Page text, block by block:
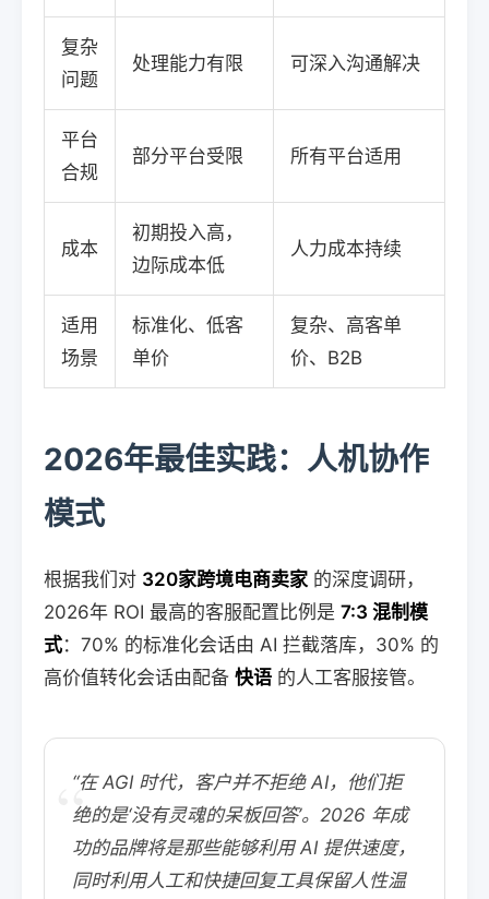
复杂
问题
处理能力有限 可深入沟通解决
平台
合规
部分平台受限 所有平台适用
成本
初期投入高，
边际成本低
人力成本持续
适用
场景
标准化、低客
单价
复杂、高客单
价、B2B
2026年最佳实践：人机协作
模式
根据我们对 320家跨境电商卖家 的深度调研，
2026年 ROI 最高的客服配置比例是 7:3 混制模
式：70% 的标准化会话由 AI 拦截落库，30% 的
高价值转化会话由配备 快语 的人工客服接管。
“
“在 AGI 时代，客户并不拒绝 AI，他们拒
绝的是‘没有灵魂的呆板回答’。2026 年成
功的品牌将是那些能够利用 AI 提供速度，
同时利用人工和快捷回复工具保留人性温